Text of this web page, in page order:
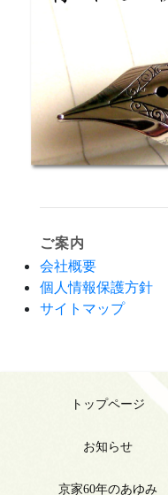
ご案内
会社概要
個人情報保護方針
サイトマップ
トップページ
お知らせ
京家60年のあゆみ